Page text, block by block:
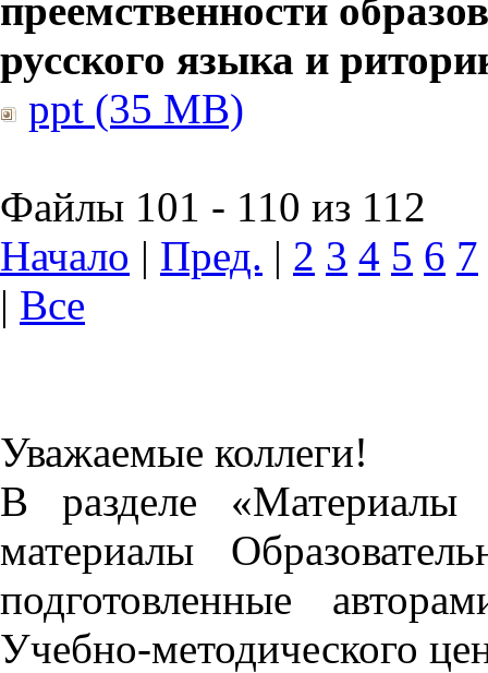
преемственности
русского языка и
ppt (35 MB)
Файлы 101 - 110 из 112
Начало | Пред. | 2 3 4 5 6 7
| Все
Уважаемые коллеги!
В разделе «Материалы
материалы
подготовленные
Учебно-методического